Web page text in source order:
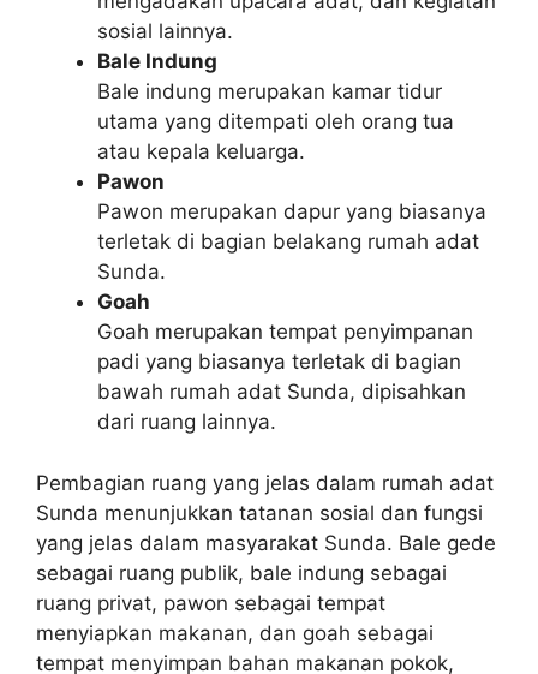
sosial lainnya.
Bale Indung
Bale indung merupakan kamar tidur
utama yang ditempati oleh orang tua
atau kepala keluarga.
Pawon
Pawon merupakan dapur yang biasanya
terletak di bagian belakang rumah adat
Sunda.
Goah
Goah merupakan tempat penyimpanan
padi yang biasanya terletak di bagian
bawah rumah adat Sunda, dipisahkan
dari ruang lainnya.
Pembagian ruang yang jelas dalam rumah adat
Sunda menunjukkan tatanan sosial dan fungsi
yang jelas dalam masyarakat Sunda. Bale gede
sebagai ruang publik, bale indung sebagai
ruang privat, pawon sebagai tempat
menyiapkan makanan, dan goah sebagai
tempat menyimpan bahan makanan pokok,